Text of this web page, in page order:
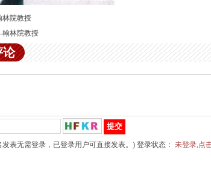
林院教授
翰林院教授
论
表无需登录，已登录用户可直接发表。) 登录状态： 未登录,点